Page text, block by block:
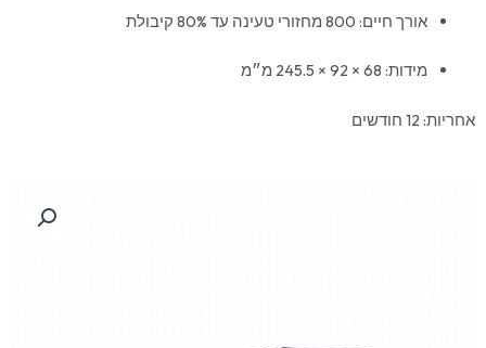
אורך חיים: 800 מחזורי טעינה עד 80% קיבולת
מידות: ‎245.5 × 92 × 68 מ״מ
אחריות: 12 חודשים